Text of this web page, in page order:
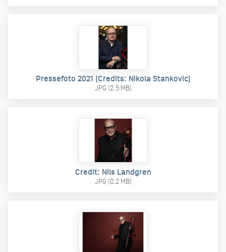
Pressefoto 2021 (Credits: Nikola Stankovic)
JPG (2.5 MB)
Credit: Nils Landgren
JPG (0.2 MB)